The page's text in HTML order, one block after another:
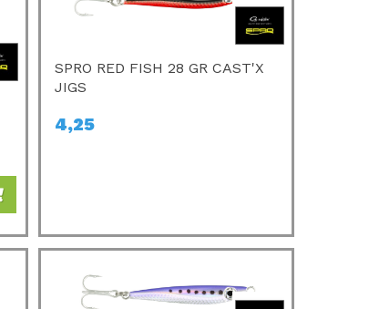
SPRO RED FISH 28 GR CAST'X
JIGS
4,25